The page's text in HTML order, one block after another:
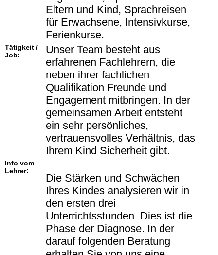
Eltern und Kind, Sprachreisen
für Erwachsene, Intensivkurse,
Ferienkurse.
Tätigkeit /
Job:
Unser Team besteht aus
erfahrenen Fachlehrern, die
neben ihrer fachlichen
Qualifikation Freunde und
Engagement mitbringen. In der
gemeinsamen Arbeit entsteht
ein sehr persönliches,
vertrauensvolles Verhältnis, das
Ihrem Kind Sicherheit gibt.
Info vom
Lehrer:
Die Stärken und Schwächen
Ihres Kindes analysieren wir in
den ersten drei
Unterrichtsstunden. Dies ist die
Phase der Diagnose. In der
darauf folgenden Beratung